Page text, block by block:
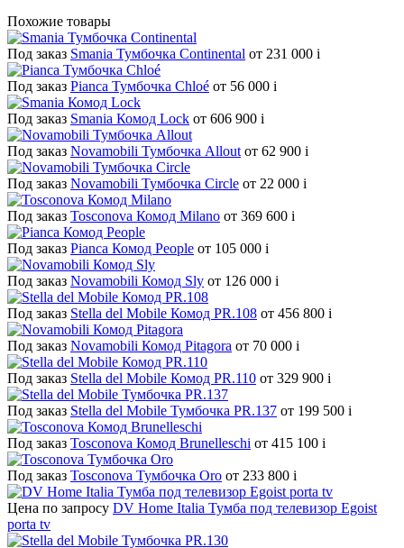
Похожие товары
Под заказ Smania Тумбочка Continental от 231 000 i
Под заказ Pianca Тумбочка Chloé от 56 000 i
Под заказ Smania Комод Lock от 606 900 i
Под заказ Novamobili Тумбочка Allout от 62 900 i
Под заказ Novamobili Тумбочка Circle от 22 000 i
Под заказ Tosconova Комод Milano от 369 600 i
Под заказ Pianca Комод People от 105 000 i
Под заказ Novamobili Комод Sly от 126 000 i
Под заказ Stella del Mobile Комод PR.108 от 456 800 i
Под заказ Novamobili Комод Pitagora от 70 000 i
Под заказ Stella del Mobile Комод PR.110 от 329 900 i
Под заказ Stella del Mobile Тумбочка PR.137 от 199 500 i
Под заказ Tosconova Комод Brunelleschi от 415 100 i
Под заказ Tosconova Тумбочка Oro от 233 800 i
Цена по запросу DV Home Italia Тумба под телевизор Egoist
porta tv